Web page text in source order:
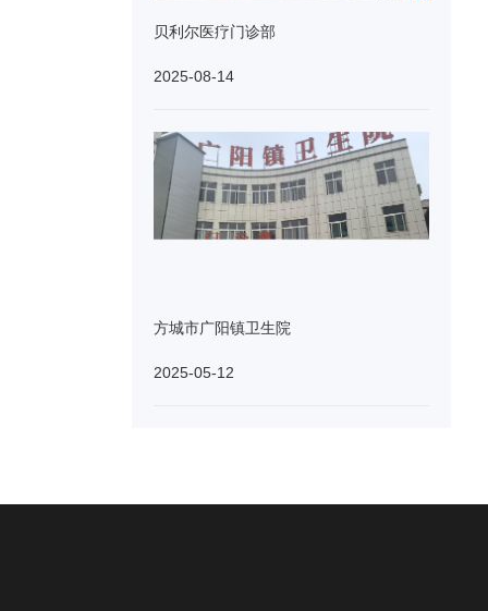
贝利尔医疗门诊部
2025-08-14
方城市广阳镇卫生院
2025-05-12